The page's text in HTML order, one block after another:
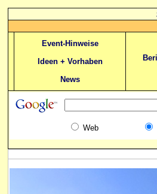
Event-Hinweise
Ideen + Vorhaben
News
Web